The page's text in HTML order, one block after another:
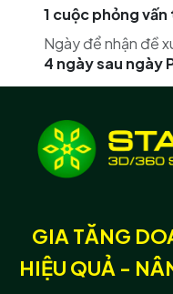
1 cuộc phỏng
Ngày để nhận đề
4 ngày sau ngày
GIA TĂNG
HIỆU QUẢ -